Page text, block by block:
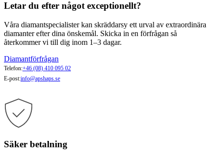
Letar du efter något exceptionellt?
Våra diamantspecialister kan skräddarsy ett urval av extraordinära
diamanter efter dina önskemål. Skicka in en förfrågan så
återkommer vi till dig inom 1–3 dagar.
Diamantförfrågan
Telefon:+46 (08) 410 095 02
E-post:info@apshaps.se
Säker betalning